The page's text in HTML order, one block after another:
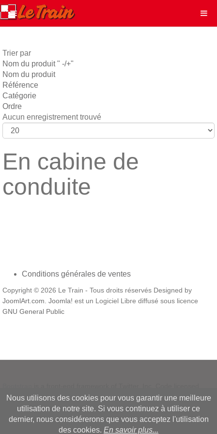
Trier par
Nom du produit " -/+"
Nom du produit
Référence
Catégorie
Ordre
Aucun enregistrement trouvé
En cabine de
conduite
Conditions générales de ventes
Copyright © 2026 Le Train - Tous droits réservés Designed by
JoomlArt.com. Joomla! est un Logiciel Libre diffusé sous licence
GNU General Public
underMIT License.
Font Awesomefont licensed underSIL OFL 1.1.
Nous utilisons des cookies pour vous garantir une meilleure
utilisation de notre site. Si vous continuez à utiliser ce
dernier, nous considérerons que vous acceptez l'utilisation
des cookies. En savoir plus...